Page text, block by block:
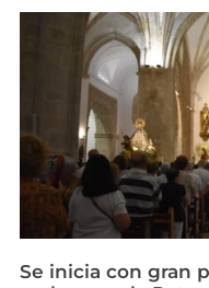
Se inicia con gran